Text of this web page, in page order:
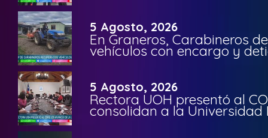
5 Agosto, 2026
En Graneros, Carabineros
vehículos con encargo y
5 Agosto, 2026
Rectora UOH presentó al
consolidan a la Universidad